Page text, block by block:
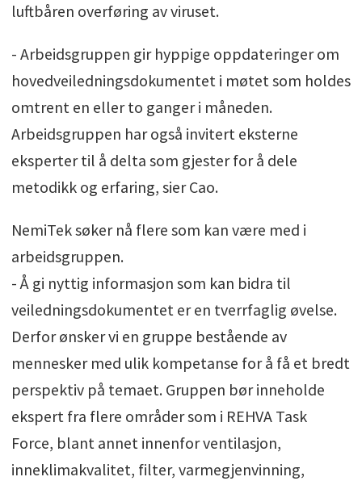
luftbåren overføring av viruset.
- Arbeidsgruppen gir hyppige oppdateringer om
hovedveiledningsdokumentet i møtet som holdes
omtrent en eller to ganger i måneden.
Arbeidsgruppen har også invitert eksterne
eksperter til å delta som gjester for å dele
metodikk og erfaring, sier Cao.
NemiTek søker nå flere som kan være med i
arbeidsgruppen.
- Å gi nyttig informasjon som kan bidra til
veiledningsdokumentet er en tverrfaglig øvelse.
Derfor ønsker vi en gruppe bestående av
mennesker med ulik kompetanse for å få et bredt
perspektiv på temaet. Gruppen bør inneholde
ekspert fra flere områder som i REHVA Task
Force, blant annet innenfor ventilasjon,
inneklimakvalitet, filter, varmegjenvinning,